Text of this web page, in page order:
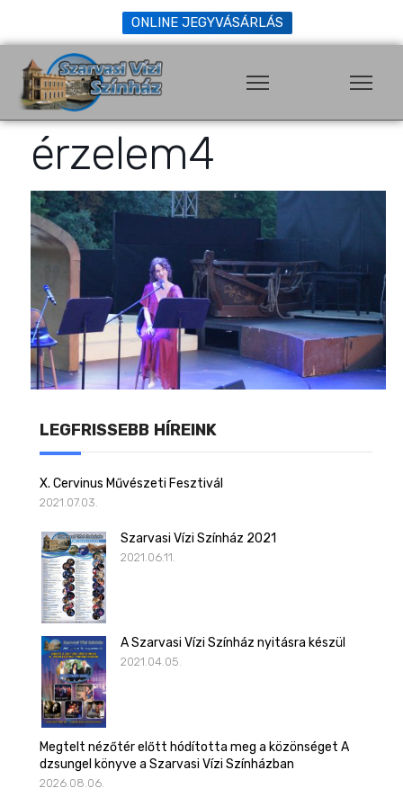
ONLINE JEGYVÁSÁRLÁS
érzelem4
LEGFRISSEBB HÍREINK
X. Cervinus Művészeti Fesztivál
2021.07.03.
Szarvasi Vízi Színház 2021
2021.06.11.
A Szarvasi Vízi Színház nyitásra készül
2021.04.05.
Megtelt nézőtér előtt hódította meg a közönséget A
dzsungel könyve a Szarvasi Vízi Színházban
2026.08.06.